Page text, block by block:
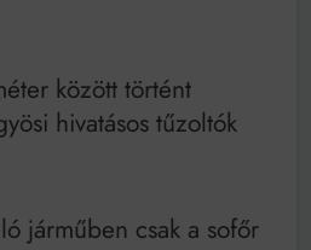
között történt
hivatásos tűzoltók
járműben csak a sofőr